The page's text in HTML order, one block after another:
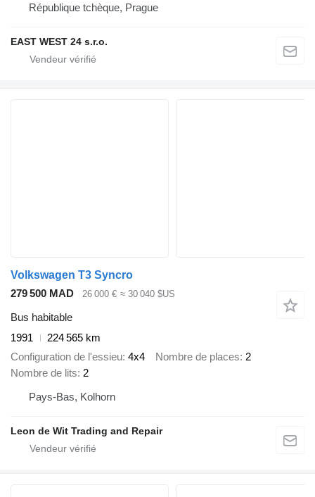
République tchèque, Prague
EAST WEST 24 s.r.o.
Volkswagen T3 Syncro
279 500 MAD
26 000 € ≈ 30 040 $US
Bus habitable
1991
224 565 km
Configuration de l'essieu 4x4 Nombre de places 2
Nombre de lits 2
Pays-Bas, Kolhorn
Leon de Wit Trading and Repair